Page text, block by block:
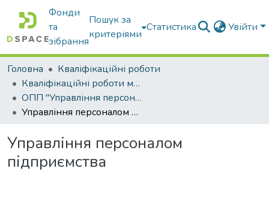
Фонди
та
зібрання
Пошук за
критеріями
Статистика Увійти
Головна
Кваліфікаційні роботи
Кваліфікаційні роботи магістрів
ОПП "Управління персоналом"
Управління персоналом підприємства
Управління персоналом
підприємства